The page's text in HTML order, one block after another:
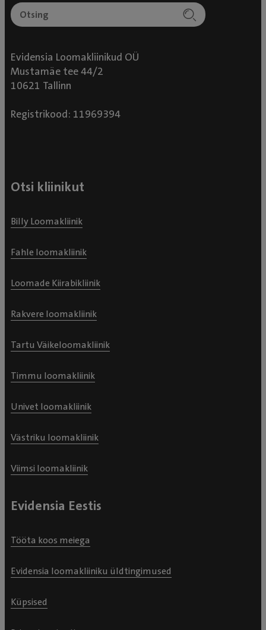
Evidensia Loomakliinikud OÜ
Mustamäe tee 44/2
10621 Tallinn
Registrikood: 11969394
Otsi kliinikut
Billy Loomakliinik
Fahle loomakliinik
Loomade Kiirabikliinik
Rakvere loomakliinik
Tartu Väikeloomakliinik
Timmu loomakliinik
Univet loomakliinik
Västriku loomakliinik
Viimsi loomakliinik
Evidensia Eestis
Tööta koos meiega
Evidensia loomakliiniku üldtingimused
Küpsised